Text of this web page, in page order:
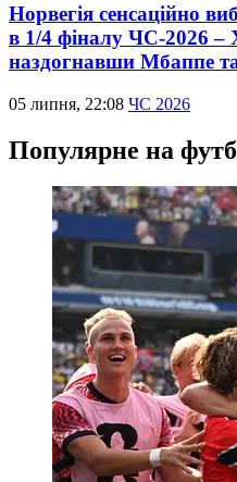
Норвегія сенсаційно
в 1/4 фіналу ЧС-2026 –
наздогнавши Мбаппе
05 липня, 22:08 ЧС 2026
Популярне на